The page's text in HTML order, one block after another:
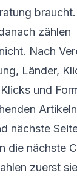
braucht.
zählen
Nach
Länder,
und
nächste
die nächste
zuerst